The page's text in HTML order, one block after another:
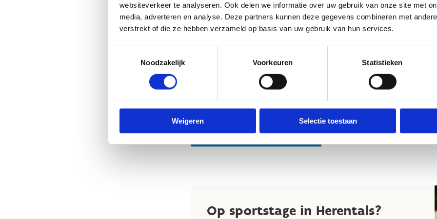
websiteverkeer te analyseren. Ook delen we informatie over uw gebruik van onze site met
media, adverteren en analyse. Deze partners kunnen deze gegevens combineren met
verstrekt of die ze hebben verzameld op basis van uw gebruik van hun services.
Noodzakelijk
Voorkeuren Statistieken
Weigeren Selectie toestaan
Actieve clubs
Basketbalclub
Op sportstage in Herentals?